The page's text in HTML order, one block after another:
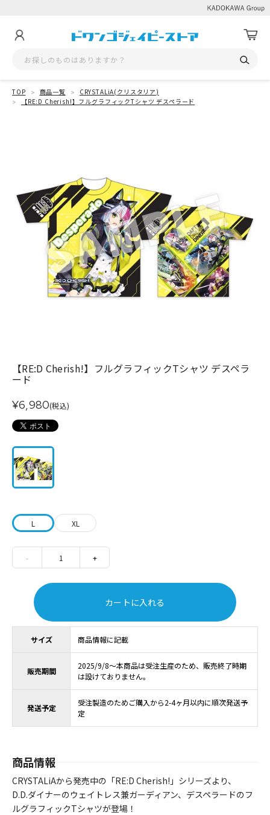
TOP 商品一覧
CRYSTALiA(クリスタリア)
【RE:D Cherish!】フルグラフィックTシャツ デスペラード
サイズ 商品情報に記載
販売期間
2025/9/8～本商品は受注生産のため、販売終了時期
は設けておりません。
発送予定
受注製造のためご購入から2-4ヶ月以内に順次発送予
定
【RE:D Cherish!】フルグラフィックTシャツ デスペラ
ード
¥6,980(税込)
L XL
- 1 +
カートに入れる
商品情報
CRYSTALiAから発売中の「RE:D Cherish!」シリーズより、
D.D.ダイナーのウェイトレス兼ガーディアン、デスペラードのフ
ルグラフィックTシャツが登場！